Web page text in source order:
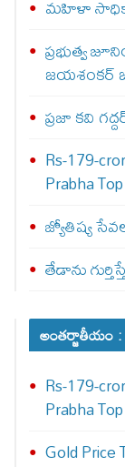
మహిళా
ప్రభుత్వ
జయశంకర్
ప్రజా కవి
Rs-179-
Prabha
జ్యోతిష్య
తేడాను
అంతర్జాతీయం :
Rs-179-
Prabha
Gold Price